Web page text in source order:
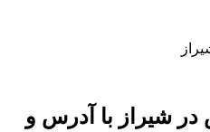
شیراز با آدرس و